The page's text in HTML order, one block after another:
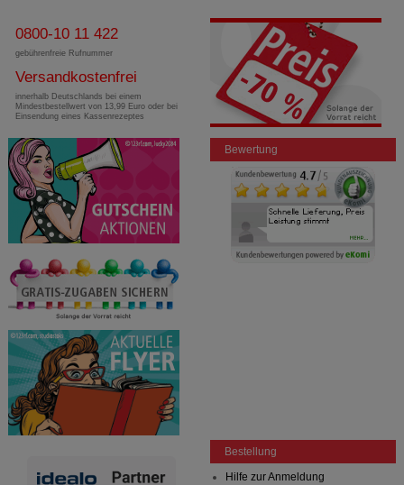
0800-10 11 422
gebührenfreie Rufnummer
Versandkostenfrei
innerhalb Deutschlands bei einem
Mindestbestellwert von 13,99 Euro oder bei
Einsendung eines Kassenrezeptes
Bewertung
Bestellung
Hilfe zur Anmeldung